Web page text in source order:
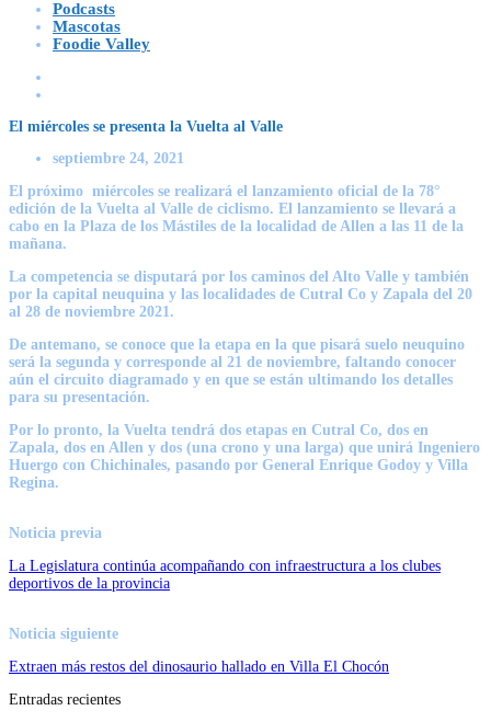
Podcasts
Mascotas
Foodie Valley
El miércoles se presenta la Vuelta al Valle
septiembre 24, 2021
El próximo miércoles se realizará el lanzamiento oficial de la 78°
edición de la Vuelta al Valle de ciclismo. El lanzamiento se llevará a
cabo en la Plaza de los Mástiles de la localidad de Allen a las 11 de la
mañana.
La competencia se disputará por los caminos del Alto Valle y también
por la capital neuquina y las localidades de Cutral Co y Zapala del 20
al 28 de noviembre 2021.
De antemano, se conoce que la etapa en la que pisará suelo neuquino
será la segunda y corresponde al 21 de noviembre, faltando conocer
aún el circuito diagramado y en que se están ultimando los detalles
para su presentación.
Por lo pronto, la Vuelta tendrá dos etapas en Cutral Co, dos en
Zapala, dos en Allen y dos (una crono y una larga) que unirá Ingeniero
Huergo con Chichinales, pasando por General Enrique Godoy y Villa
Regina.
Noticia previa
La Legislatura continúa acompañando con infraestructura a los clubes
deportivos de la provincia
Noticia siguiente
Extraen más restos del dinosaurio hallado en Villa El Chocón
Entradas recientes